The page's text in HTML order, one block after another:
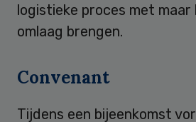
logistieke proces met
omlaag brengen.
Convenant
Tijdens een bijeenkomst